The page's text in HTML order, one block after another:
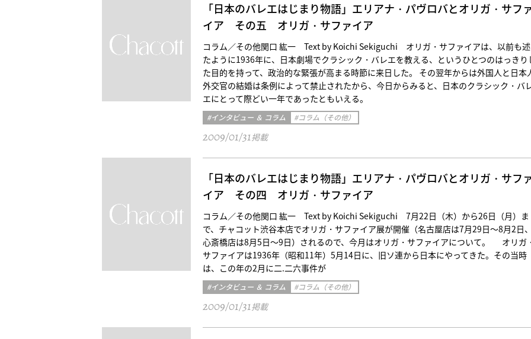
「日本のバレエはじまり物語」エリアナ・パヴロバとオリガ・サフ
イア その五 オリガ・サファイア
コラム／その他関口 紘一 Text by Koichi Sekiguchi オリガ・サファイアは、以前も
たように1936年に、日本劇場でクラシック・バレエを教える、というひとつのはっきり
た目的を持って、政治的な緊張が高まる時節に来日した。 その翌年からは外国人と日本
外交官の結婚は条例によって禁止されたから、今日からみると、日本のクラシック・バ
エにとって際どい一年であったともいえる。
#インタビュー ＆ コラム #コラム（その他）
2009/01/31掲載
「日本のバレエはじまり物語」エリアナ・パヴロバとオリガ・サフ
イア その四 オリガ・サファイア
コラム／その他関口 紘一 Text by Koichi Sekiguchi 7月22日（木）から26日（月）ま
で、チャコット渋谷本店でオリガ・サファイア展が開催（名古屋店は7月29日～8月2日、
心斎橋店は8月5日～9日）されるので、今月はオリガ・サファイアについて。 オリガ
サファイアは1936年（昭和11年）5月14日に、旧ソ連から日本にやってきた。その当時
は、この年の2月に二.二六事件が
#インタビュー ＆ コラム #コラム（その他）
2009/01/31掲載